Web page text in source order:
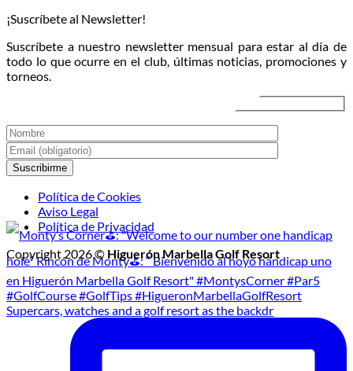
Supercars, watches and a golf resort as the backdr
Torneo
de
2026
¡Suscríbete al Newsletter!
Suscríbete a nuestro newsletter mensual para estar al día de
todo lo que ocurre en el club, últimas noticias, promociones y
torneos.
Política de Cookies
Aviso Legal
Política de Privacidad
Copyright 2026 © Higuerón Marbella Golf Resort